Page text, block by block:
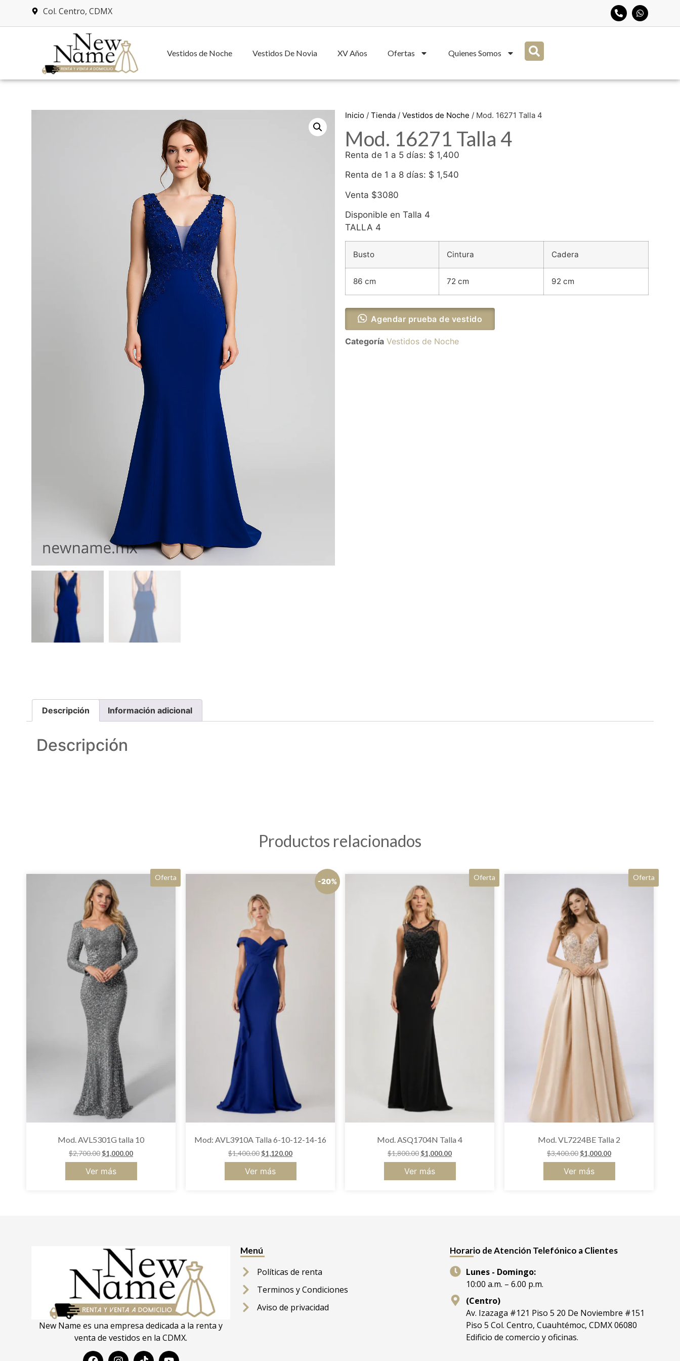
Col. Centro, CDMX
Vestidos de Noche Vestidos De Novia XV Años Ofertas Quienes Somos
Inicio / Tienda / Vestidos de Noche / Mod. 16271 Talla 4
Mod. 16271 Talla 4
Renta de 1 a 5 días: $ 1,400
Renta de 1 a 8 días: $ 1,540
Venta $3080
Disponible en Talla 4
TALLA 4
Busto Cintura Cadera
86 cm 72 cm 92 cm
Agendar prueba de vestido
Categoría Vestidos de Noche
Descripción Información adicional
Descripción
Productos relacionados
Oferta
Mod. AVL5301G talla 10
$2,700.00$1,000.00
Ver más
-20%
Mod: AVL3910A Talla 6-10-12-14-16
$1,400.00$1,120.00
Ver más
Oferta
Mod. ASQ1704N Talla 4
$1,800.00$1,000.00
Ver más
Oferta
Mod. VL7224BE Talla 2
$3,400.00$1,000.00
Ver más
New Name es una empresa dedicada a la renta y
venta de vestidos en la CDMX.
Menú
Políticas de renta
Terminos y Condiciones
Aviso de privacidad
Horario de Atención Telefónico a Clientes
Lunes - Domingo:
10:00 a.m. – 6.00 p.m.
(Centro)
Av. Izazaga #121 Piso 5 20 De Noviembre #151
Piso 5 Col. Centro, Cuauhtémoc, CDMX 06080
Edificio de comercio y oficinas.